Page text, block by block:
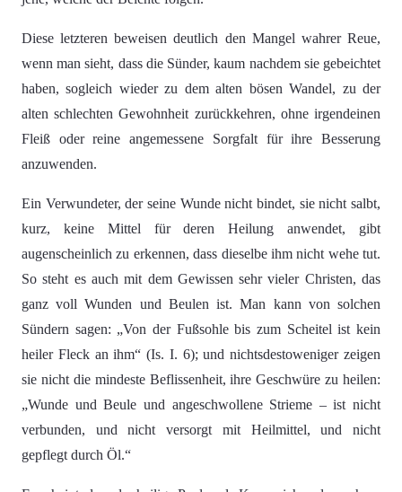
Diese letzteren beweisen deutlich den Mangel wahrer Reue,
wenn man sieht, dass die Sünder, kaum nachdem sie gebeichtet
haben, sogleich wieder zu dem alten bösen Wandel, zu der
alten schlechten Gewohnheit zurückkehren, ohne irgendeinen
Fleiß oder reine angemessene Sorgfalt für ihre Besserung
anzuwenden.
Ein Verwundeter, der seine Wunde nicht bindet, sie nicht salbt,
kurz, keine Mittel für deren Heilung anwendet, gibt
augenscheinlich zu erkennen, dass dieselbe ihm nicht wehe tut.
So steht es auch mit dem Gewissen sehr vieler Christen, das
ganz voll Wunden und Beulen ist. Man kann von solchen
Sündern sagen: „Von der Fußsohle bis zum Scheitel ist kein
heiler Fleck an ihm“ (Is. I. 6); und nichtsdestoweniger zeigen
sie nicht die mindeste Beflissenheit, ihre Geschwüre zu heilen:
„Wunde und Beule und angeschwollene Strieme – ist nicht
verbunden, und nicht versorgt mit Heilmittel, und nicht
gepflegt durch Öl.“